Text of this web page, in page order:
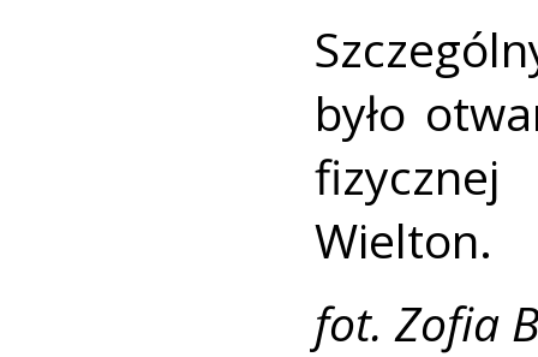
było
Wielton.
fot. Zofia